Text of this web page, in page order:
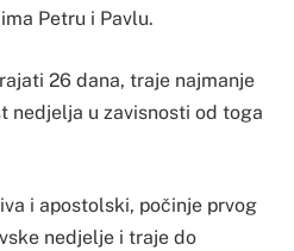
Petru i Pavlu.
26 dana, traje najmanje
nedjelja u zavisnosti od toga
i apostolski, počinje prvog
nedjelje i traje do